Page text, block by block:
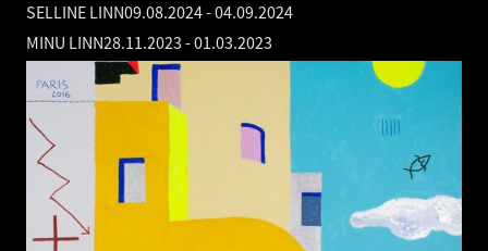
SELLINE LINN09.08.2024-04.09.2024
MINU LINN28.11.2023 -01.03.2023